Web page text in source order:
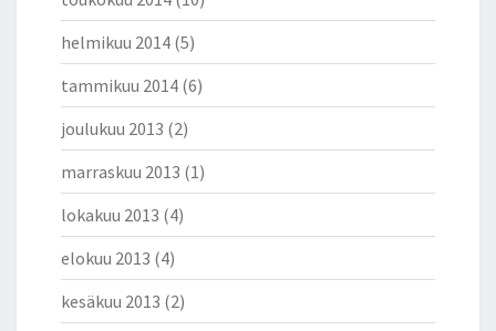
helmikuu 2014 (5)
tammikuu 2014 (6)
joulukuu 2013 (2)
marraskuu 2013 (1)
lokakuu 2013 (4)
elokuu 2013 (4)
kesäkuu 2013 (2)